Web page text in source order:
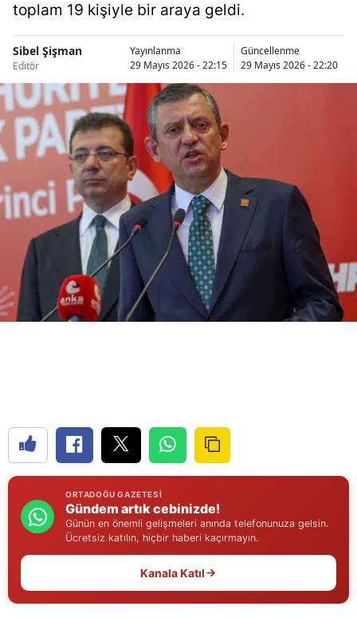
Bilecik
Bingöl
Bitlis
Bolu
Burdur
Bursa
Çanakkale
Çankırı
Çorum
Elazığ
Erzurum
Gaziantep
toplam 19 kişiyle bir araya geldi.
Sibel Şişman
Editör
Yayınlanma
29 Mayıs 2026 - 22:15
Güncellenme
29 Mayıs 2026 - 22:20
ORTADOĞU GAZETESI
Gündem artık cebinizde!
Günün en önemli gelişmeleri anında telefonunuza gelsin.
Ücretsiz katılın, hiçbir haberi kaçırmayın.
Kanala Katıl